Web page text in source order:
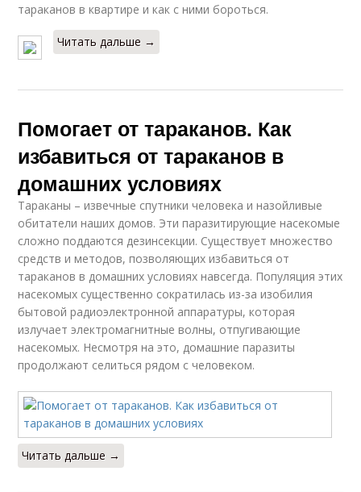
тараканов в квартире и как с ними бороться.
Читать дальше →
Помогает от тараканов. Как
избавиться от тараканов в
домашних условиях
Тараканы – извечные спутники человека и назойливые
обитатели наших домов. Эти паразитирующие насекомые
сложно поддаются дезинсекции. Существует множество
средств и методов, позволяющих избавиться от
тараканов в домашних условиях навсегда. Популяция этих
насекомых существенно сократилась из-за изобилия
бытовой радиоэлектронной аппаратуры, которая
излучает электромагнитные волны, отпугивающие
насекомых. Несмотря на это, домашние паразиты
продолжают селиться рядом с человеком.
Читать дальше →